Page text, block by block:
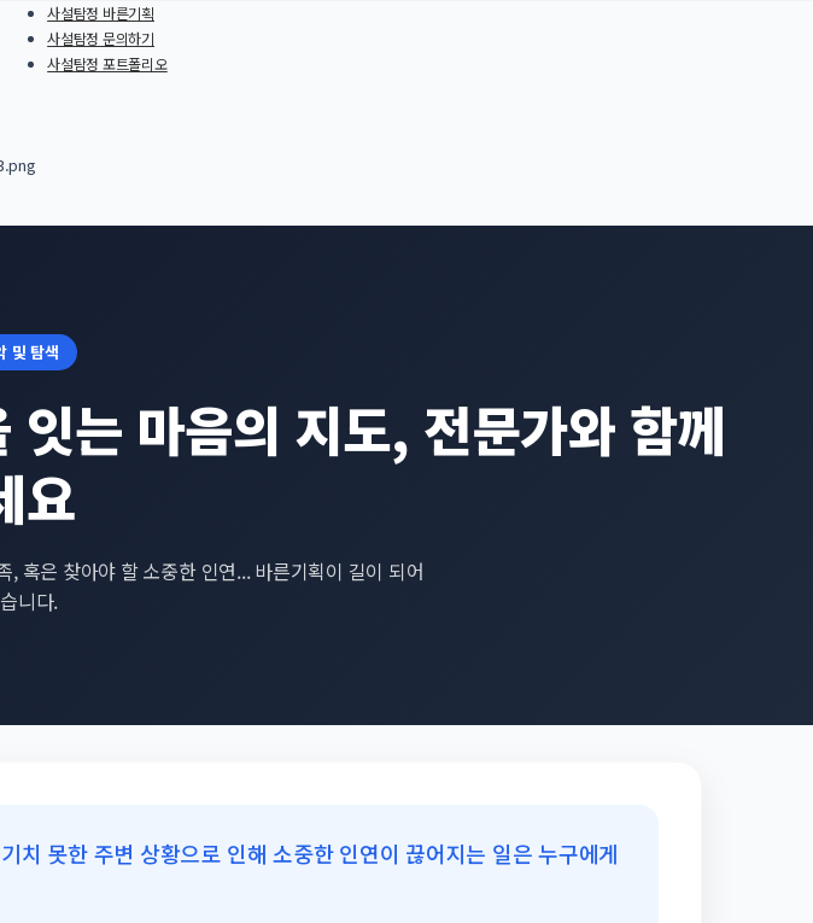
사설탐정 바른기획
사설탐정 문의하기
사설탐정 포트폴리오
및 탐색
는 마음의 지도, 전문가와 함께
요
혹은 찾아야 할 소중한 인연... 바른기획이 길이 되어
니다.
치 못한 주변 상황으로 인해 소중한 인연이 끊어지는 일은 누구에게